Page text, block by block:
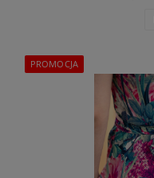
PROMOCJA